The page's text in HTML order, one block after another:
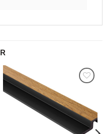
Lägg till
i
önskelistan